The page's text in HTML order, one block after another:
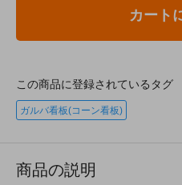
カート
この商品に登録されているタグ
ガルバ看板(コーン看板)
商品の説明